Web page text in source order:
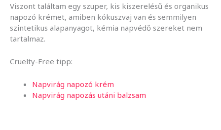
Viszont találtam egy szuper, kis kiszerelésű és organikus
napozó krémet, amiben kókuszvaj van és semmilyen
szintetikus alapanyagot, kémia napvédő szereket nem
tartalmaz.
Cruelty-Free tipp:
Napvirág napozó krém
Napvirág napozás utáni balzsam